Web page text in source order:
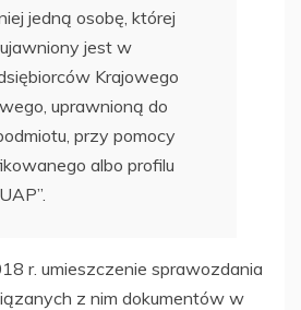
jedną osobę, której
jest w
Krajowego
uprawnioną do
przy pomocy
albo profilu
r. umieszczenie sprawozdania
z nim dokumentów w